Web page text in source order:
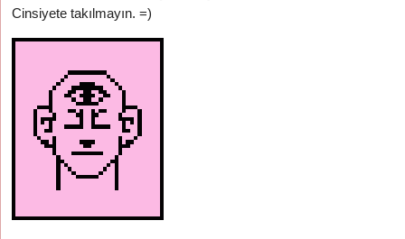
Cinsiyete takılmayın. =)